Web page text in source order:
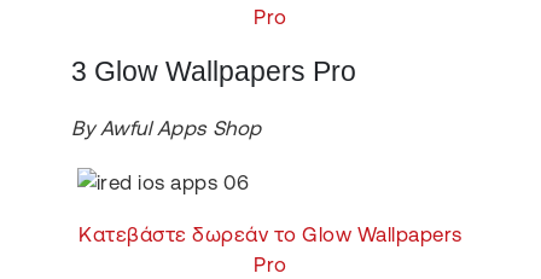
Pro
3 Glow Wallpapers Pro
By Awful Apps Shop
Κατεβάστε δωρεάν το Glow Wallpapers
Pro